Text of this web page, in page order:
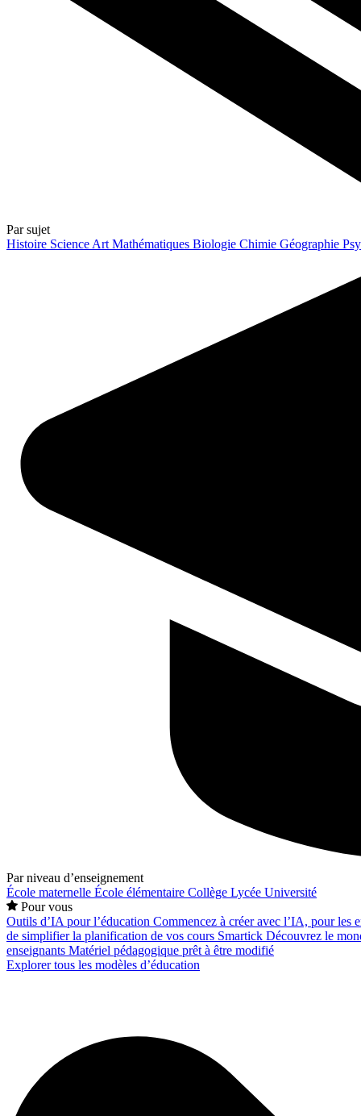
Par sujet
Histoire Science Art Mathématiques Biologie Chimie Géographie
Par niveau d’enseignement
École maternelle École élémentaire Collège Lycée Université
Pour vous
Outils d’IA pour l’éducation Commencez à créer avec l’IA, pour les
de simplifier la planification de vos cours Smartick Découvrez le
enseignants Matériel pédagogique prêt à être modifié
Explorer tous les modèles d’éducation